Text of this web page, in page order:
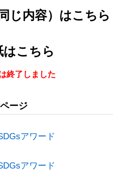
じ内容）はこちら
はこちら
終了しました
ージ
アワード
アワード